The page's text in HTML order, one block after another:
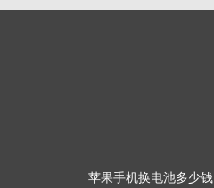
苹果手机换电池多少钱